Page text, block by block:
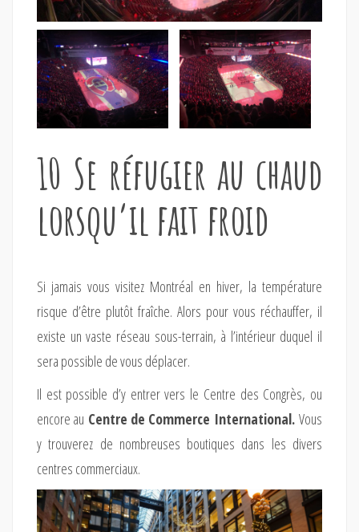
10 Se réfugier au chaud
lorsqu’il fait froid
Si jamais vous visitez Montréal en hiver, la température
risque d’être plutôt fraîche. Alors pour vous réchauffer, il
existe un vaste réseau sous-terrain, à l’intérieur duquel il
sera possible de vous déplacer.
Il est possible d’y entrer vers le Centre des Congrès, ou
encore au Centre de Commerce International.Vous
y trouverez de nombreuses boutiques dans les divers
centres commerciaux.